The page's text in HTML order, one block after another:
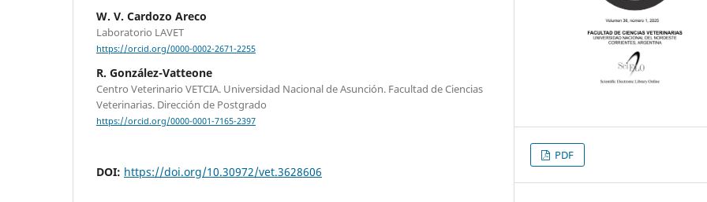
W. V. Cardozo Areco
Laboratorio LAVET
https://orcid.org/0000-0002-2671-2255
R. González-Vatteone
Centro Veterinario VETCIA. Universidad Nacional de Asunción. Facultad de Ciencias
Veterinarias. Dirección de Postgrado
https://orcid.org/0000-0001-7165-2397
DOI: https://doi.org/10.30972/vet.3628606
PDF